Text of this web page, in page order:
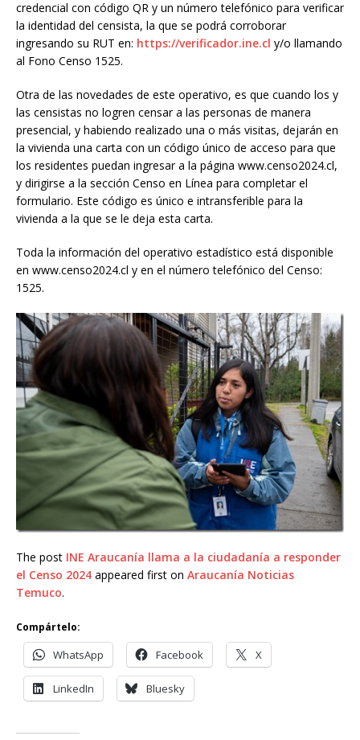
credencial con código QR y un número telefónico para verificar
la identidad del censista, la que se podrá corroborar
ingresando su RUT en: https://verificador.ine.cl y/o llamando
al Fono Censo 1525.
Otra de las novedades de este operativo, es que cuando los y
las censistas no logren censar a las personas de manera
presencial, y habiendo realizado una o más visitas, dejarán en
la vivienda una carta con un código único de acceso para que
los residentes puedan ingresar a la página www.censo2024.cl,
y dirigirse a la sección Censo en Línea para completar el
formulario. Este código es único e intransferible para la
vivienda a la que se le deja esta carta.
Toda la información del operativo estadístico está disponible
en www.censo2024.cl y en el número telefónico del Censo:
1525.
The post INE Araucanía llama a la ciudadanía a responder
el Censo 2024 appeared first on Araucanía Noticias
Temuco.
Compártelo:
WhatsApp Facebook X
LinkedIn Bluesky